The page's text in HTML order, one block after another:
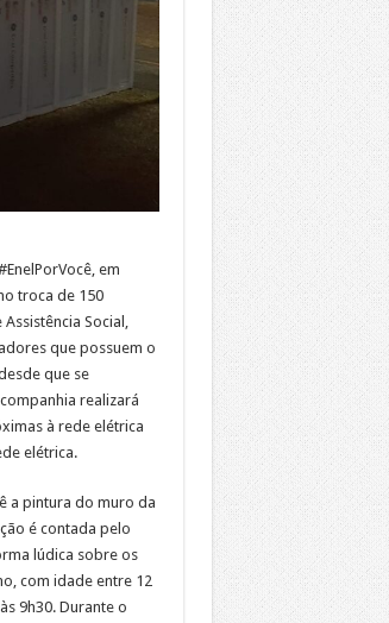
em
troca de 150
Social,
que possuem o
que se
realizará
à rede elétrica
elétrica.
a pintura do muro da
é contada pelo
lúdica sobre os
com idade entre 12
9h30. Durante o